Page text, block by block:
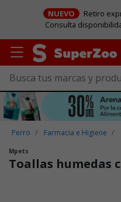
NUEVO
Retiro
Consulta
Perro Farmacia e Higiene
Mpets
Toallas humedas